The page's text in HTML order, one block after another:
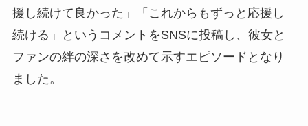
援し続けて良かった」「これからもずっと応援し
続ける」というコメントをSNSに投稿し、彼女と
ファンの絆の深さを改めて示すエピソードとなり
ました。